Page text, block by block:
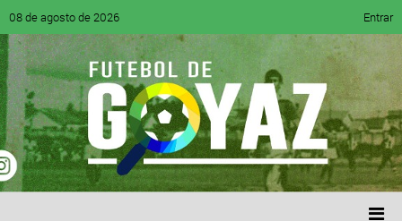
08 de agosto de 2026 Entrar